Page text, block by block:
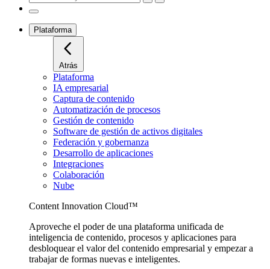
Plataforma
Atrás
Plataforma
IA empresarial
Captura de contenido
Automatización de procesos
Gestión de contenido
Software de gestión de activos digitales
Federación y gobernanza
Desarrollo de aplicaciones
Integraciones
Colaboración
Nube
Content Innovation Cloud™
Aproveche el poder de una plataforma unificada de
inteligencia de contenido, procesos y aplicaciones para
desbloquear el valor del contenido empresarial y empezar a
trabajar de formas nuevas e inteligentes.